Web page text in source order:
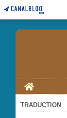
Home
TRADUCTION